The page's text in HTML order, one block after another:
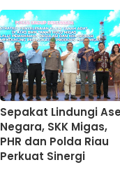
Sepakat Lindungi
Negara, SKK Migas,
PHR dan Polda Riau
Perkuat Sinergi